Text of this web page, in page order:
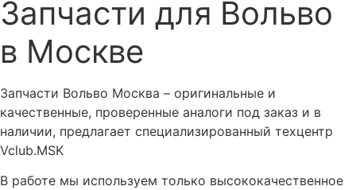
Запчасти для Вольво
в Москве
Запчасти Вольво Москва – оригинальные и
качественные, проверенные аналоги под заказ и в
наличии, предлагает специализированный техцентр
Vclub.MSK
В работе мы используем только высококачественное